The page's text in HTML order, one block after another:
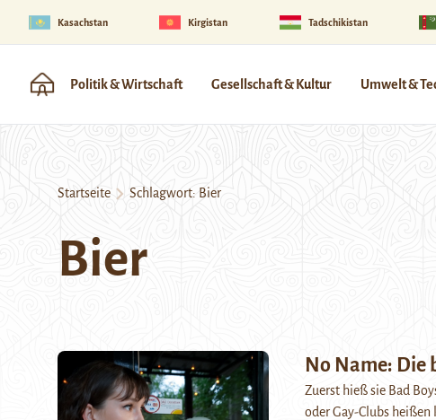
Kasachstan Kirgistan Tadschikistan
Politik & Wirtschaft Gesellschaft & Kultur Umwelt &
Startseite Schlagwort: Bier
Bier
No Name: Die
Zuerst hieß sie Bad
oder Gay-Clubs heißen